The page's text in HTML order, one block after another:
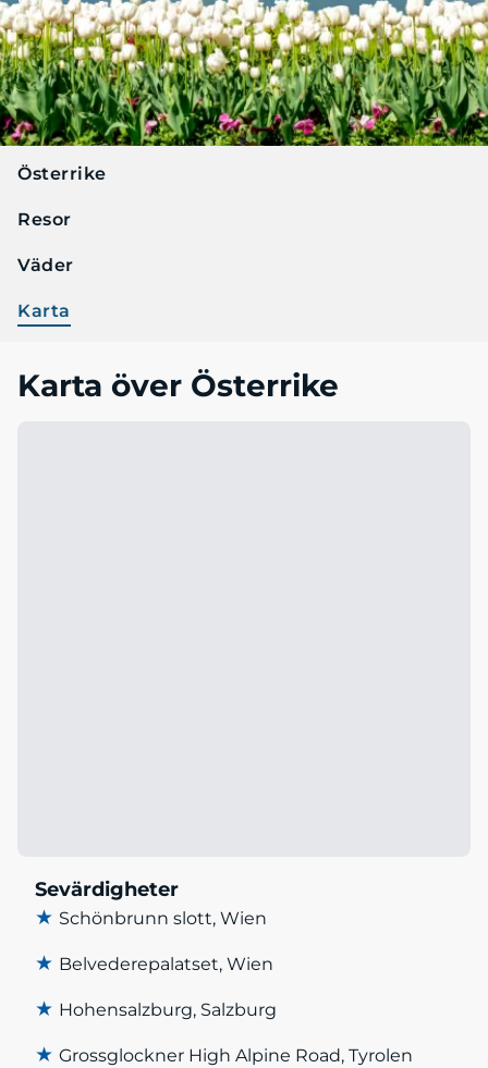
Österrike
Resor
Väder
Karta
Karta över Österrike
Sevärdigheter
★ Schönbrunn slott, Wien
★ Belvederepalatset, Wien
★ Hohensalzburg, Salzburg
★ Grossglockner High Alpine Road, Tyrolen